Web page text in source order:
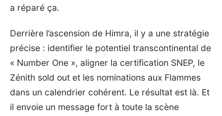
a réparé ça.
Derrière l’ascension de Himra, il y a une stratégie
précise : identifier le potentiel transcontinental de
« Number One », aligner la certification SNEP, le
Zénith sold out et les nominations aux Flammes
dans un calendrier cohérent. Le résultat est là. Et
il envoie un message fort à toute la scène